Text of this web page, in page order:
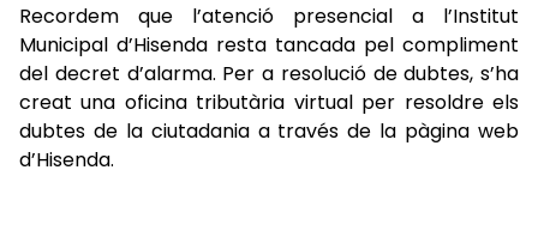
Recordem que l’atenció presencial a l’Institut
Municipal d’Hisenda resta tancada pel compliment
del decret d’alarma. Per a resolució de dubtes, s’ha
creat una oficina tributària virtual per resoldre els
dubtes de la ciutadania a través de la pàgina web
d’Hisenda.